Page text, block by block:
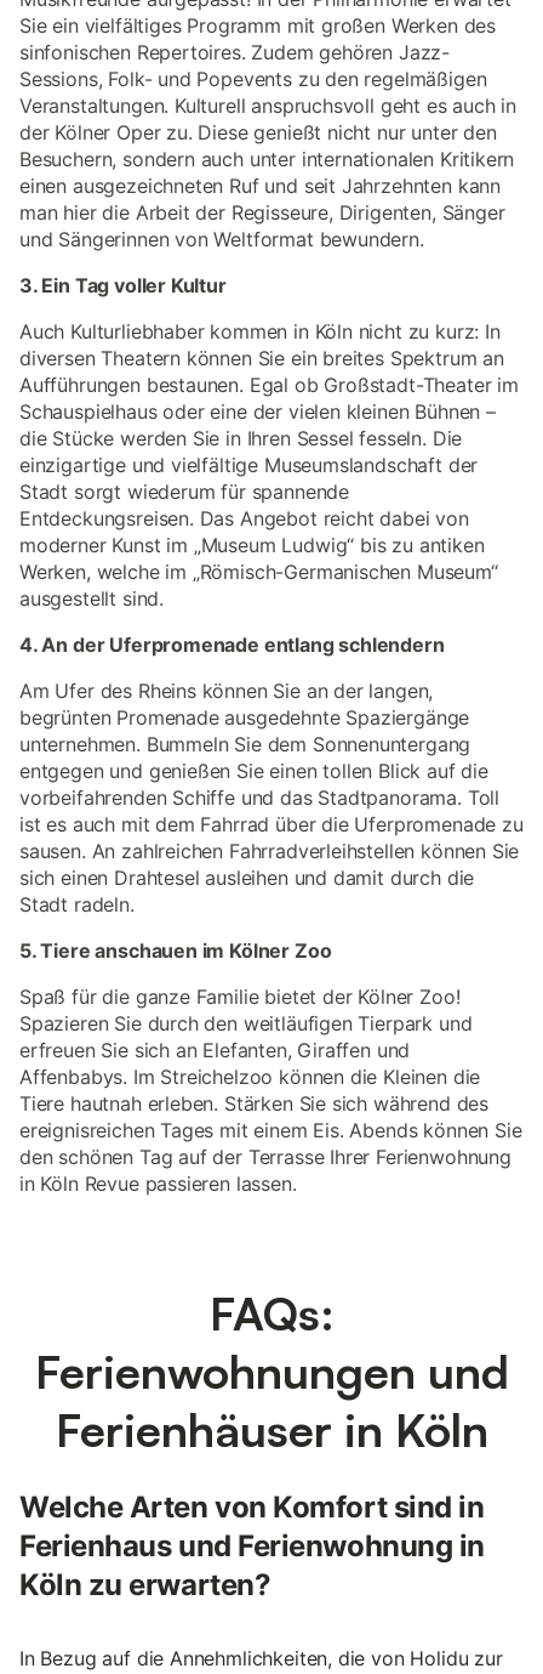
Sie ein vielfältiges Programm mit großen Werken des
sinfonischen Repertoires. Zudem gehören Jazz-
Sessions, Folk- und Popevents zu den regelmäßigen
Veranstaltungen. Kulturell anspruchsvoll geht es auch in
der Kölner Oper zu. Diese genießt nicht nur unter den
Besuchern, sondern auch unter internationalen Kritikern
einen ausgezeichneten Ruf und seit Jahrzehnten kann
man hier die Arbeit der Regisseure, Dirigenten, Sänger
und Sängerinnen von Weltformat bewundern.
3. Ein Tag voller Kultur
Auch Kulturliebhaber kommen in Köln nicht zu kurz: In
diversen Theatern können Sie ein breites Spektrum an
Aufführungen bestaunen. Egal ob Großstadt-Theater im
Schauspielhaus oder eine der vielen kleinen Bühnen –
die Stücke werden Sie in Ihren Sessel fesseln. Die
einzigartige und vielfältige Museumslandschaft der
Stadt sorgt wiederum für spannende
Entdeckungsreisen. Das Angebot reicht dabei von
moderner Kunst im „Museum Ludwig“ bis zu antiken
Werken, welche im „Römisch-Germanischen Museum“
ausgestellt sind.
4. An der Uferpromenade entlang schlendern
Am Ufer des Rheins können Sie an der langen,
begrünten Promenade ausgedehnte Spaziergänge
unternehmen. Bummeln Sie dem Sonnenuntergang
entgegen und genießen Sie einen tollen Blick auf die
vorbeifahrenden Schiffe und das Stadtpanorama. Toll
ist es auch mit dem Fahrrad über die Uferpromenade zu
sausen. An zahlreichen Fahrradverleihstellen können Sie
sich einen Drahtesel ausleihen und damit durch die
Stadt radeln.
5. Tiere anschauen im Kölner Zoo
Spaß für die ganze Familie bietet der Kölner Zoo!
Spazieren Sie durch den weitläufigen Tierpark und
erfreuen Sie sich an Elefanten, Giraffen und
Affenbabys. Im Streichelzoo können die Kleinen die
Tiere hautnah erleben. Stärken Sie sich während des
ereignisreichen Tages mit einem Eis. Abends können Sie
den schönen Tag auf der Terrasse Ihrer Ferienwohnung
in Köln Revue passieren lassen.
FAQs:
Ferienwohnungen und
Ferienhäuser in Köln
Welche Arten von Komfort sind in
Ferienhaus und Ferienwohnung in
Köln zu erwarten?
In Bezug auf die Annehmlichkeiten, die von Holidu zur